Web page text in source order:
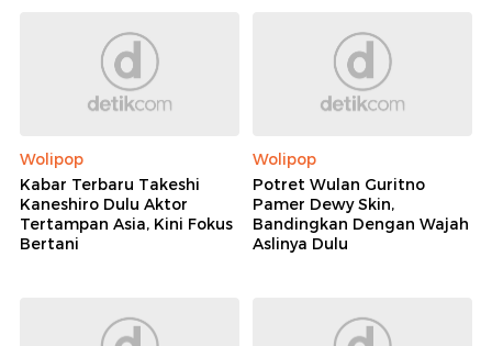
Wolipop
Kabar Terbaru Takeshi
Kaneshiro Dulu Aktor
Tertampan Asia, Kini Fokus
Bertani
Wolipop
Potret Wulan Guritno
Pamer Dewy Skin,
Bandingkan Dengan Wajah
Aslinya Dulu